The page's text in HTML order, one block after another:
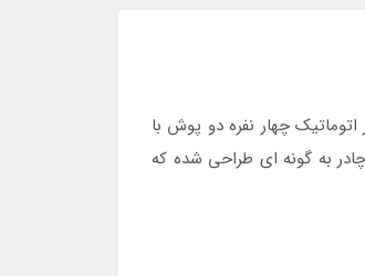
چهار نفره دو پوش با
این چادر به گونه‌ ای طراحی شده که